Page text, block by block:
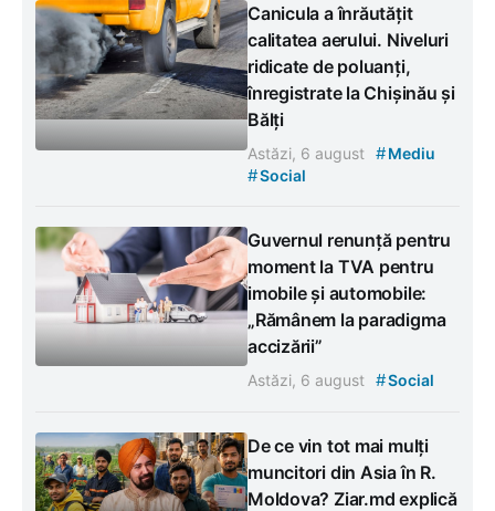
Canicula a înrăutățit
calitatea aerului. Niveluri
ridicate de poluanți,
înregistrate la Chișinău și
Bălți
Astăzi, 6 august #Mediu
#Social
Guvernul renunță pentru
moment la TVA pentru
imobile și automobile:
„Rămânem la paradigma
accizării”
Astăzi, 6 august #Social
De ce vin tot mai mulți
muncitori din Asia în R.
Moldova? Ziar.md explică